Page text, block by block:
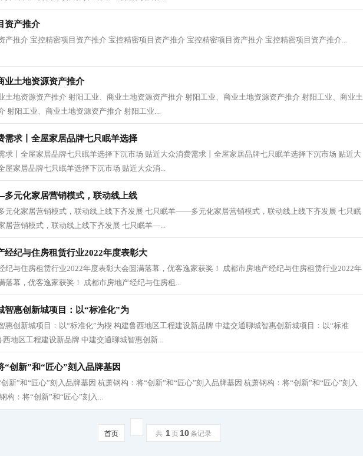
资产推介
产推介 宝控精密项目资产推介 宝控精密项目资产推介 宝控精密项目资产推介 宝控精密项目资产推介...
业土地资源资产推介
土地资源资产推介 射阳工业、商业土地资源资产推介 射阳工业、商业土地资源资产推介 射阳工业、商业土
射阳工业、商业土地资源资产推介 射阳工业...
需求丨全屋家居品牌七只眠羊选择
求丨全屋家居品牌七只眠羊选择下沉市场 贴近大众消费需求丨全屋家居品牌七只眠羊选择下沉市场 贴近大
屋家居品牌七只眠羊选择下沉市场 贴近大众消...
元化家居营销模式，联动线上线
化家居营销模式，联动线上线下齐发展 七只眠羊——多元化家居营销模式，联动线上线下齐发展 七只眠
营销模式，联动线上线下齐发展 七只眠羊—...
经纪与住房租赁行业2022年度表彰大
纪与住房租赁行业2022年度表彰大会圆满落幕，优客逸家获奖！ 成都市房地产经纪与住房租赁行业2022年
落幕，优客逸家获奖！ 成都市房地产经纪与住房租...
智惠创新城项目：以“标准化”为
惠创新城项目：以“标准化”为楔 构建鲁西地区工程建设新品牌 中建交通聊城智惠创新城项目：以“标准
西地区工程建设新品牌 中建交通聊城智惠创新...
“创新”和“匠心”刻入品牌基因
新”和“匠心”刻入品牌基因 杭萧钢构：将“创新”和“匠心”刻入品牌基因 杭萧钢构：将“创新”和“匠心”刻入
构：将“创新”和“匠心”刻入...
首页 共 1页 10条记录